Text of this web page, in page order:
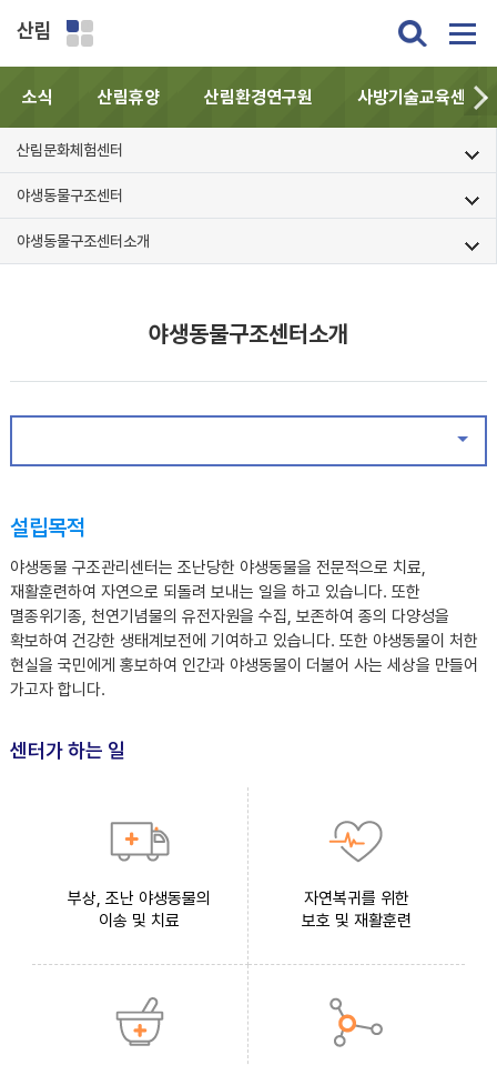
산림
소식 산림휴양 산림환경연구원 사방기술교육센터
산림문화체험센터
야생동물구조센터
야생동물구조센터소개
야생동물구조센터소개
설립목적
야생동물 구조관리센터는 조난당한 야생동물을 전문적으로 치료,
재활훈련하여 자연으로 되돌려 보내는 일을 하고 있습니다. 또한
멸종위기종, 천연기념물의 유전자원을 수집, 보존하여 종의 다양성을
확보하여 건강한 생태계보전에 기여하고 있습니다. 또한 야생동물이 처한
현실을 국민에게 홍보하여 인간과 야생동물이 더불어 사는 세상을 만들어
가고자 합니다.
센터가 하는 일
부상, 조난 야생동물의
이송 및 치료
자연복귀를 위한
보호 및 재활훈련